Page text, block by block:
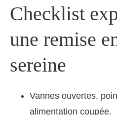
Checklist
une remise
sereine
Vannes ouvertes,
alimentation coupée.